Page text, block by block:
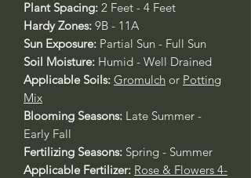
Plant Spacing: 2 Feet - 4 Feet
Hardy Zones: 9B - 11A
Sun Exposure: Partial Sun - Full Sun
Soil Moisture: Humid - Well Drained
Applicable Soils: Gromulch or Potting
Mix
Blooming Seasons: Late Summer -
Early Fall
Fertilizing Seasons: Spring - Summer
Applicable Fertilizer: Rose & Flowers 4-